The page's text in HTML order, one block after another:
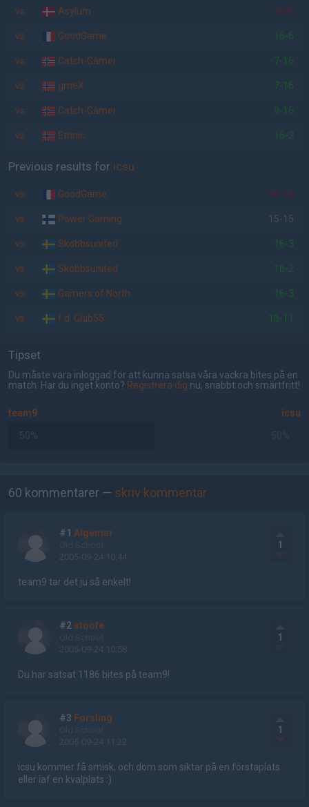
vs. Asylum 16-6
vs. GoodGame 16-6
vs. Catch-Gamer 7-16
vs. gmeX 7-16
vs. Catch-Gamer 9-16
vs. Ethnic 16-2
Previous results for icsu
vs. GoodGame 16-14
vs. Power Gaming 15-15
vs. Skobbsunited 16-3
vs. Skobbsunited 16-2
vs. Gamers of North 16-3
vs. f.d. Club55 16-11
Tipset
Du måste vara inloggad för att kunna satsa våra vackra bites på en
match. Har du inget konto? Registrera dig nu, snabbt och smärtfritt!
team9 icsu
50% 50%
60 kommentarer — skriv kommentar
#1 Algemar
2005-09-24 10:44
1
team9 tar det ju så enkelt!
#2 stoofe
2005-09-24 10:58
1
Du har satsat 1186 bites på team9!
#3 Forsling
2005-09-24 11:22
1
icsu kommer få smisk, och dom som siktar på en förstaplats
eller iaf en kvalplats :)